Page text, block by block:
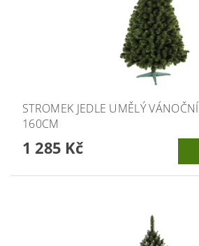
STROMEK JEDLE UMĚLÝ
160CM
1 285 Kč